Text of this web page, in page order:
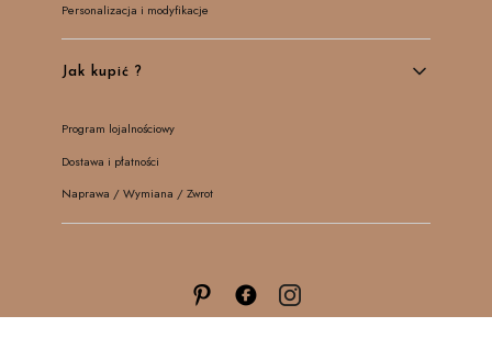
Personalizacja i modyfikacje
Jak kupić ?
Program lojalnościowy
Dostawa i płatności
Naprawa / Wymiana / Zwrot